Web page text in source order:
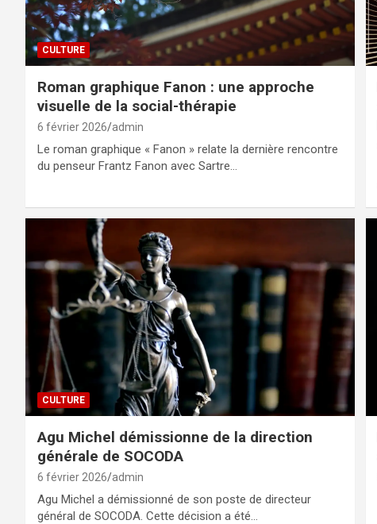
CULTURE
Roman graphique Fanon : une approche
visuelle de la social-thérapie
6 février 2026 admin
Le roman graphique « Fanon » relate la dernière rencontre
du penseur Frantz Fanon avec Sartre…
CULTURE
Agu Michel démissionne de la direction
générale de SOCODA
6 février 2026 admin
Agu Michel a démissionné de son poste de directeur
général de SOCODA. Cette décision a été…